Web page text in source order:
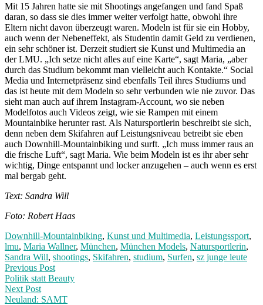
Mit 15 Jahren hatte sie mit Shootings angefangen und fand Spaß
daran, so dass sie dies immer weiter verfolgt hatte, obwohl ihre
Eltern nicht davon überzeugt waren. Modeln ist für sie ein Hobby,
auch wenn der Nebeneffekt, als Studentin damit Geld zu verdienen,
ein sehr schöner ist. Derzeit studiert sie Kunst und Multimedia an
der LMU. „Ich setze nicht alles auf eine Karte“, sagt Maria, „aber
durch das Studium bekommt man vielleicht auch Kontakte.“ Social
Media und Internetpräsenz sind ebenfalls Teil ihres Studiums und
das ist heute mit dem Modeln so sehr verbunden wie nie zuvor. Das
sieht man auch auf ihrem Instagram-Account, wo sie neben
Modelfotos auch Videos zeigt, wie sie Rampen mit einem
Mountainbike herunter rast. Als Natursportlerin beschreibt sie sich,
denn neben dem Skifahren auf Leistungsniveau betreibt sie eben
auch Downhill-Mountainbiking und surft. „Ich muss immer raus an
die frische Luft“, sagt Maria. Wie beim Modeln ist es ihr aber sehr
wichtig, Dinge entspannt und locker anzugehen – auch wenn es erst
mal bergab geht.
Text: Sandra Will
Foto: Robert Haas
Downhill-Mountainbiking, Kunst und Multimedia, Leistungssport,
lmu, Maria Wallner, München, München Models, Natursportlerin,
Sandra Will, shootings, Skifahren, studium, Surfen, sz junge leute
Post
navigation
Previous PostPrevious
post:
Politik statt Beauty
Next Post
Neuland: SAMT